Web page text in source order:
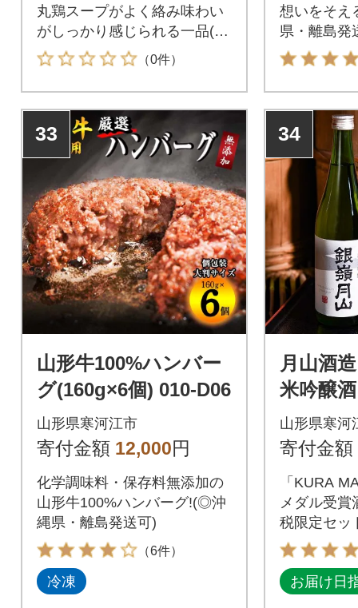
丸鶏スープがよく絡み味わい
がしっかり感じられる一品(◎
沖縄県・離島発送可)
（0件）
想いをそ
県・離島発
33
山形牛100%ハンバー
グ(160g×6個) 010-D06
山形県寒河江市
寄付金額 12,000円
化学調味料・保存料無添加の
山形牛100%ハンバーグ!(◎沖
縄県・離島発送可)
（6件）
冷凍
34
月山酒
米吟醸
み比べ
l×2本【
山形県寒河
寄付金額
「KURA
メダル受賞
税限定セッ
お届け日